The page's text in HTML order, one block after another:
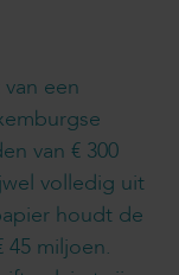
een
van € 300
volledig uit
houdt de
45 miljoen.